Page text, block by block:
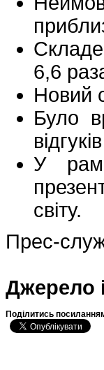
6,6
Новий
Було
У
світу.
Прес-
Джерело
Подiлитись